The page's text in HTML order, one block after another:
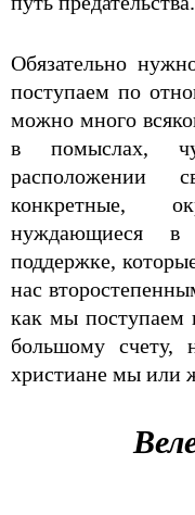
Обязательно
поступаем по
можно много
в помыслах,
расположении
конкретные,
нуждающиеся
поддержке,
нас
как мы поступаем
большому счету,
христиане мы или